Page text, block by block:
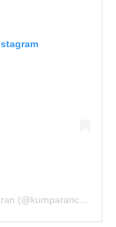
Sebuah kiriman dibagikan oleh kumparan (@kumparancom)